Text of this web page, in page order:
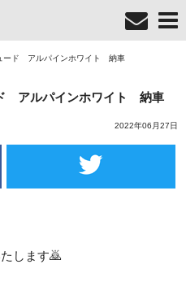
ード アルパインホワイト 納車
アルパインホワイト 納車
2022年06月27日
します🙇